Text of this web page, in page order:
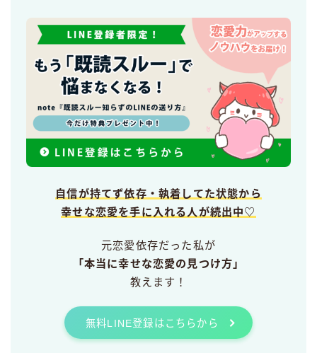
自信が持てず依存・執着してた状態から
幸せな恋愛を手に入れる人が続出中♡
元恋愛依存だった私が
「本当に幸せな恋愛の見つけ方」
教えます！
無料LINE登録はこちらから